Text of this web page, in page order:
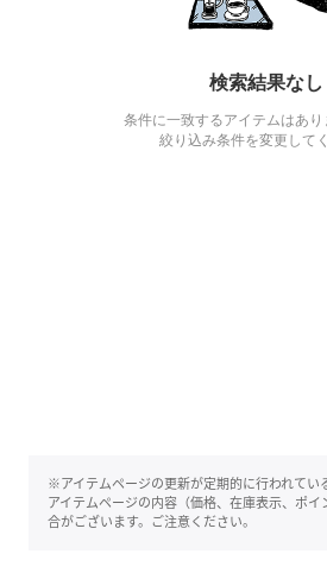
検索結果なし
条件に一致するアイテムはあ
絞り込み条件を変更して
※アイテムページの更新が定期的に行われてい
アイテムページの内容（価格、在庫表示、ポ
合がございます。ご注意ください。